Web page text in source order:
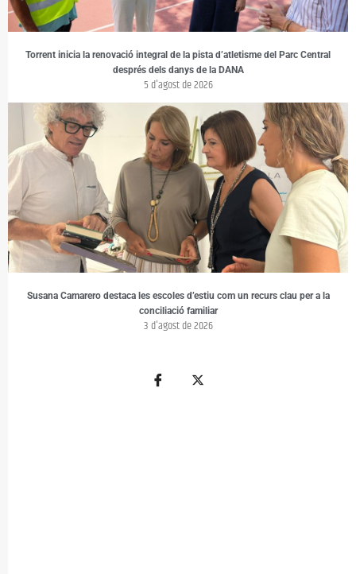
Torrent inicia la renovació integral de la pista d’atletisme del Parc Central
després dels danys de la DANA
5 d'agost de 2026
Susana Camarero destaca les escoles d’estiu com un recurs clau per a la
conciliació familiar
3 d'agost de 2026